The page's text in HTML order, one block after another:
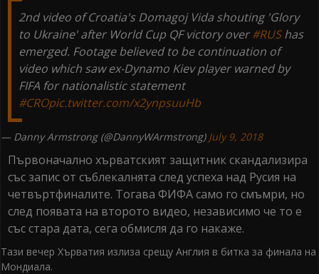
2nd video of Croatia's Domagoj Vida shouting 'Glory
to Ukraine' after World Cup QF victory over#RUShas
emerged. Footage believed to be continuation of
video which saw ex-Dynamo Kiev player warned by
FIFA for nationalistic statement
#CROpic.twitter.com/x2ynpsuuHb
— Danny Armstrong (@DannyWArmstrong) July 9, 2018
Първоначално хърватският защитник скандализира
със запис от съблекалнята след успеха над Русия на
четвъртфиналите. Тогава ФИФА само го смъмри, но
след появата на второто видео, независимо че то е
със стара дата, сега обмисля да го накаже.
Тази вечер Хърватия излиза срещу Англия в битка за финала на
Мондиала.